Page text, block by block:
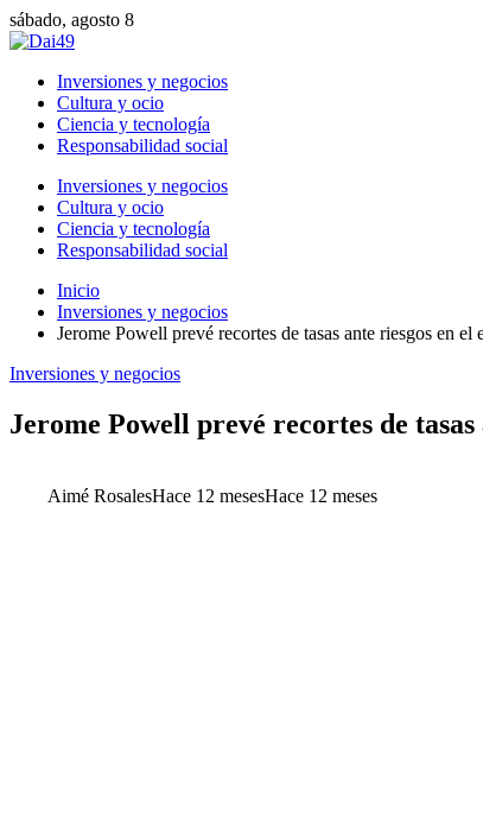
sábado, agosto 8
Inversiones y negocios
Cultura y ocio
Ciencia y tecnología
Responsabilidad social
Inversiones y negocios
Cultura y ocio
Ciencia y tecnología
Responsabilidad social
Inicio
Inversiones y negocios
Jerome Powell prevé recortes de tasas ante riesgos en el
Inversiones y negocios
Jerome Powell prevé recortes de
Aimé RosalesHace 12 mesesHace 12 meses